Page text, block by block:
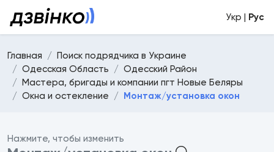
Укр | Рус
Главная
Поиск подрядчика в Украине
Одесская Область
Одесский Район
Мастера, бригады и компании пгт Новые Беляры
Окна и остекление
Монтаж/установка окон
Нажмите, чтобы изменить